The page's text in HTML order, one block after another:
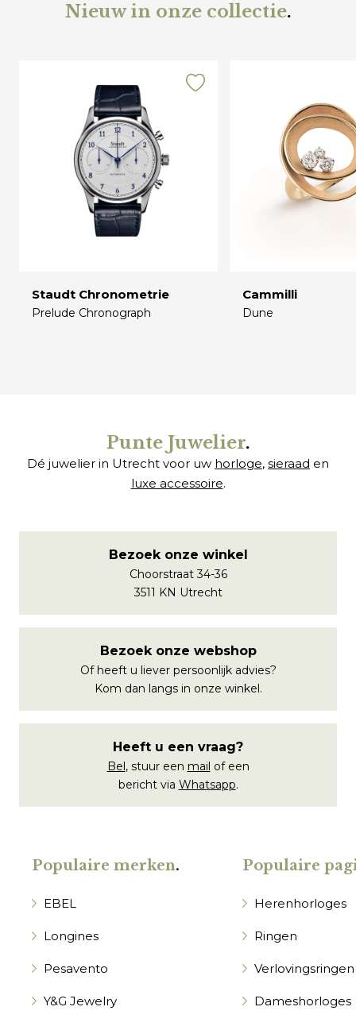
Nieuw in onze collectie.
Staudt Chronometrie
Prelude Chronograph
Cammilli
Dune
Punte Juwelier.
Dé juwelier in Utrecht voor uw horloge, sieraad en
luxe accessoire.
Bezoek onze winkel
Choorstraat 34-36
3511 KN Utrecht
Bezoek onze webshop
Of heeft u liever persoonlijk advies?
Kom dan langs in onze winkel.
Heeft u een vraag?
Bel, stuur een mail of een
bericht via Whatsapp.
Populaire merken.
EBEL
Longines
Pesavento
Y&G Jewelry
Populaire
Herenhorloges
Ringen
Verlovingsringen
Dameshorloges